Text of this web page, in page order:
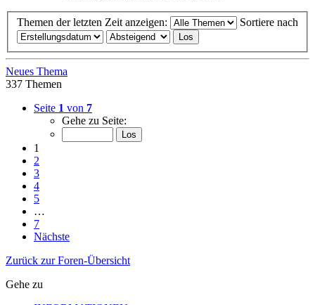
Themen der letzten Zeit anzeigen: Sortiere nach
Neues Thema
337 Themen
Seite 1 von 7
Gehe zu Seite:
1
2
3
4
5
…
7
Nächste
Zurück zur Foren-Übersicht
Gehe zu